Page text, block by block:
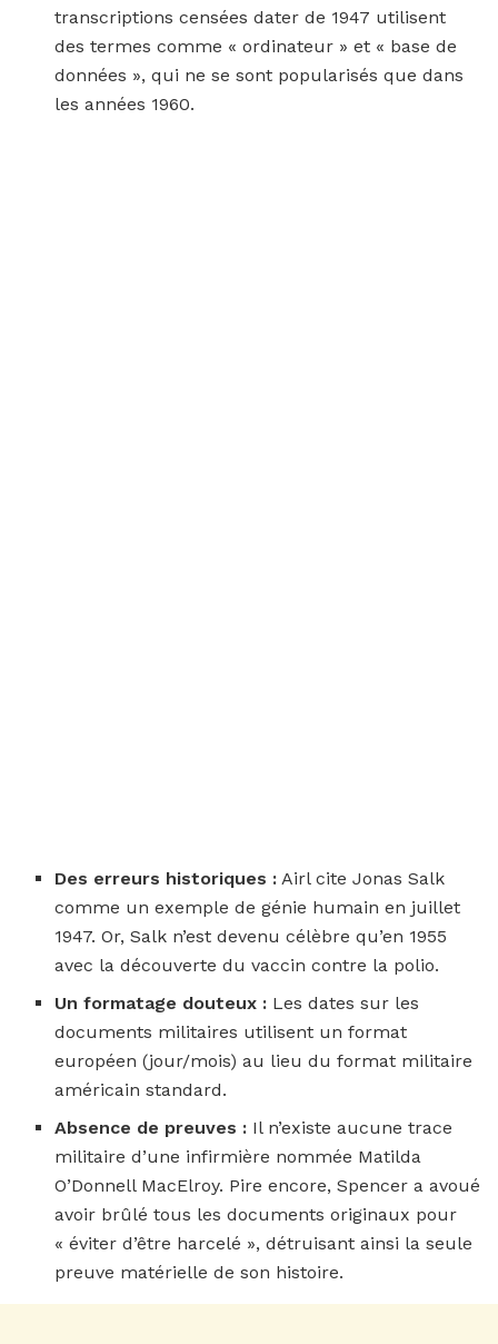
transcriptions censées dater de 1947 utilisent
des termes comme « ordinateur » et « base de
données », qui ne se sont popularisés que dans
les années 1960.
Des erreurs historiques : Airl cite Jonas Salk
comme un exemple de génie humain en juillet
1947. Or, Salk n’est devenu célèbre qu’en 1955
avec la découverte du vaccin contre la polio.
Un formatage douteux : Les dates sur les
documents militaires utilisent un format
européen (jour/mois) au lieu du format militaire
américain standard.
Absence de preuves : Il n’existe aucune trace
militaire d’une infirmière nommée Matilda
O’Donnell MacElroy. Pire encore, Spencer a avoué
avoir brûlé tous les documents originaux pour
« éviter d’être harcelé », détruisant ainsi la seule
preuve matérielle de son histoire.